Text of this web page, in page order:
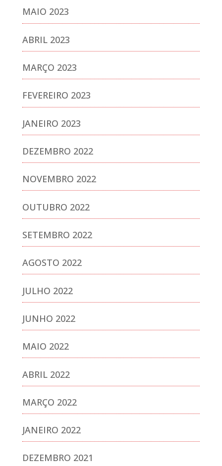
MAIO 2023
ABRIL 2023
MARÇO 2023
FEVEREIRO 2023
JANEIRO 2023
DEZEMBRO 2022
NOVEMBRO 2022
OUTUBRO 2022
SETEMBRO 2022
AGOSTO 2022
JULHO 2022
JUNHO 2022
MAIO 2022
ABRIL 2022
MARÇO 2022
JANEIRO 2022
DEZEMBRO 2021